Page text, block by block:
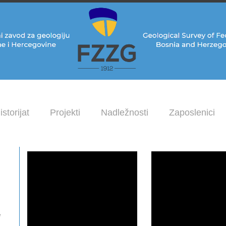
Projekti Nadležnosti Zaposlenici